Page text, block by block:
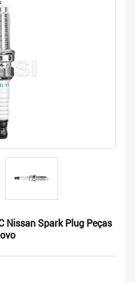
Nissan Spark Plug Peças